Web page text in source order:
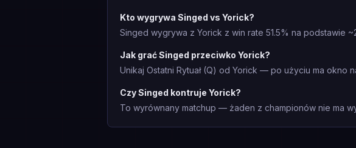
Kto wygrywa Singed vs Yorick?
Singed wygrywa z Yorick z win rate 51.5% na podstawie
Jak grać Singed przeciwko Yorick?
Unikaj Ostatni Rytuał (Q) od Yorick — po użyciu ma
Czy Singed kontruje Yorick?
To wyrównany matchup — żaden z championów nie ma